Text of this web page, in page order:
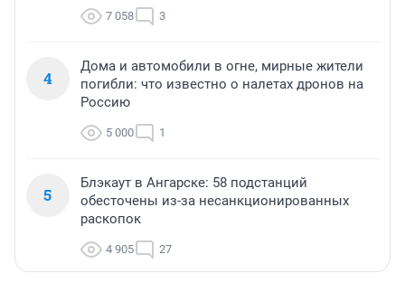
7 058 3
4
Дома и автомобили в огне, мирные жители
погибли: что известно о налетах дронов на
Россию
5 000 1
5
Блэкаут в Ангарске: 58 подстанций
обесточены из-за несанкционированных
раскопок
4 905 27